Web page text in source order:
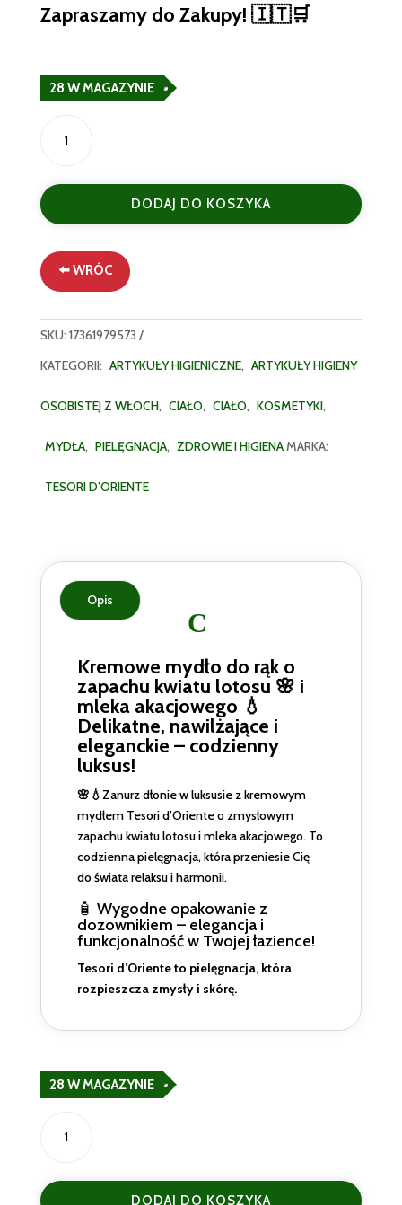
Zapraszamy do Zakupy! 🇮🇹🛒
28 W MAGAZYNIE
Tesori
Mydło
do
Rąk
Dozownikiem
Kwiat
i
Akacjowe
ml
DODAJ DO KOSZYKA
⬅️ WRÓC
SKU:17361979573
KATEGORII: ARTYKUŁY HIGIENICZNE, ARTYKUŁY HIGIENY
OSOBISTEJ Z WŁOCH, CIAŁO, CIAŁO, KOSMETYKI,
MYDŁA, PIELĘGNACJA, ZDROWIE I HIGIENAMARKA:
TESORI D’ORIENTE
Opis
Kremowe mydło do rąk o
zapachu kwiatu lotosu 🌸 i
mleka akacjowego 💧
Delikatne, nawilżające i
eleganckie – codzienny
luksus!
🌸💧Zanurz dłonie w luksusie z kremowym
mydłem Tesori d’Oriente o zmysłowym
zapachu kwiatu lotosu i mleka akacjowego. To
codzienna pielęgnacja, która przeniesie Cię
do świata relaksu i harmonii.
🧴 Wygodne opakowanie z
dozownikiem – elegancja i
funkcjonalność w Twojej łazience!
Tesori d’Oriente to pielęgnacja, która
rozpieszcza zmysły i skórę.
28 W MAGAZYNIE
Tesori
Mydło
DODAJ DO KOSZYKA